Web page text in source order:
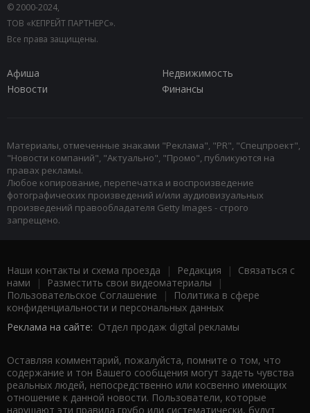
© 2000-2024,
ТОВ «КЕПРЕЙТ ПАРТНЕРС».
Все права защищены.
Афиша
Недвижимость
Новости
Финансы
Материалы, отмеченные знаками "Реклама", "PR", "Спецпроект",
"Новости компаний", "Актуально", "Промо", публикуются на
правах рекламы.
Любое копирование, перепечатка и воспроизведение
фотографических произведений и/или аудиовизуальных
произведений правообладателя Getty Images - строго
запрещено.
Наши контакты и схема проезда | Редакция | Связаться с
нами | Разместить свои видеоматериалы |
Пользовательское Соглашение |
Политика в сфере
конфиденциальности и персональных данных
Реклама на сайте: Отдел продаж digital рекламы
Оставляя комментарий, пожалуйста, помните о том, что
содержание и тон Вашего сообщения могут задеть чувства
реальных людей, непосредственно или косвенно имеющих
отношение к данной новости. Пользователи, которые
нарушают эти правила грубо или систематически, будут